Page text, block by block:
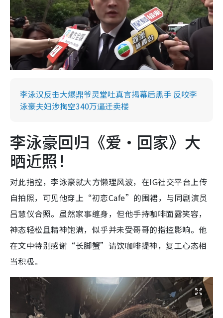
李泳汉反击大爆鼎爷灵堂吐真言揭幕后黑手 反咬李
泳豪夫妇涉掏空340万逼迁卖楼
李泳豪回归《爱‧回家》大
晒近照！
对此指控，李泳豪就大方懒理风波，在IG社交平台上传
自拍照，可见他穿上“初恋Cafe”的围裙，与同剧演员
吕慧仪合照。虽然家事缠身，但他手持咖啡面露笑容，
神态轻松且精神饱满，似乎并未受哥哥的指控影响。他
在文中特别感谢“长脚蟹”请饮咖啡提神，复工心态相
当积极。